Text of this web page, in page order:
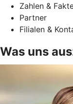
Zahlen &
Partner
Filialen &
Was uns